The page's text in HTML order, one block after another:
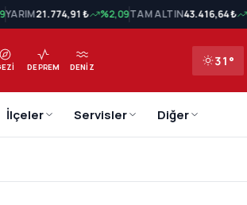
YARIM21.774,91 ₺ %2,09TAM ALTIN43.416,64 ₺
DEPREM DENIZ 31°
İlçeler Servisler Diğer